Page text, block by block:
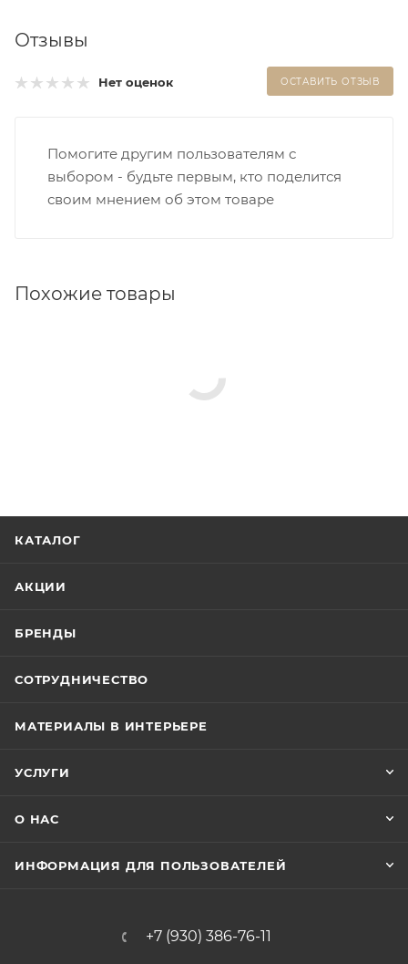
Отзывы
Нет оценок ОСТАВИТЬ ОТЗЫВ
Помогите другим пользователям с
выбором - будьте первым, кто поделится
своим мнением об этом товаре
Похожие товары
КАТАЛОГ
АКЦИИ
БРЕНДЫ
СОТРУДНИЧЕСТВО
МАТЕРИАЛЫ В ИНТЕРЬЕРЕ
УСЛУГИ
О НАС
ИНФОРМАЦИЯ ДЛЯ ПОЛЬЗОВАТЕЛЕЙ
+7 (930) 386-76-11